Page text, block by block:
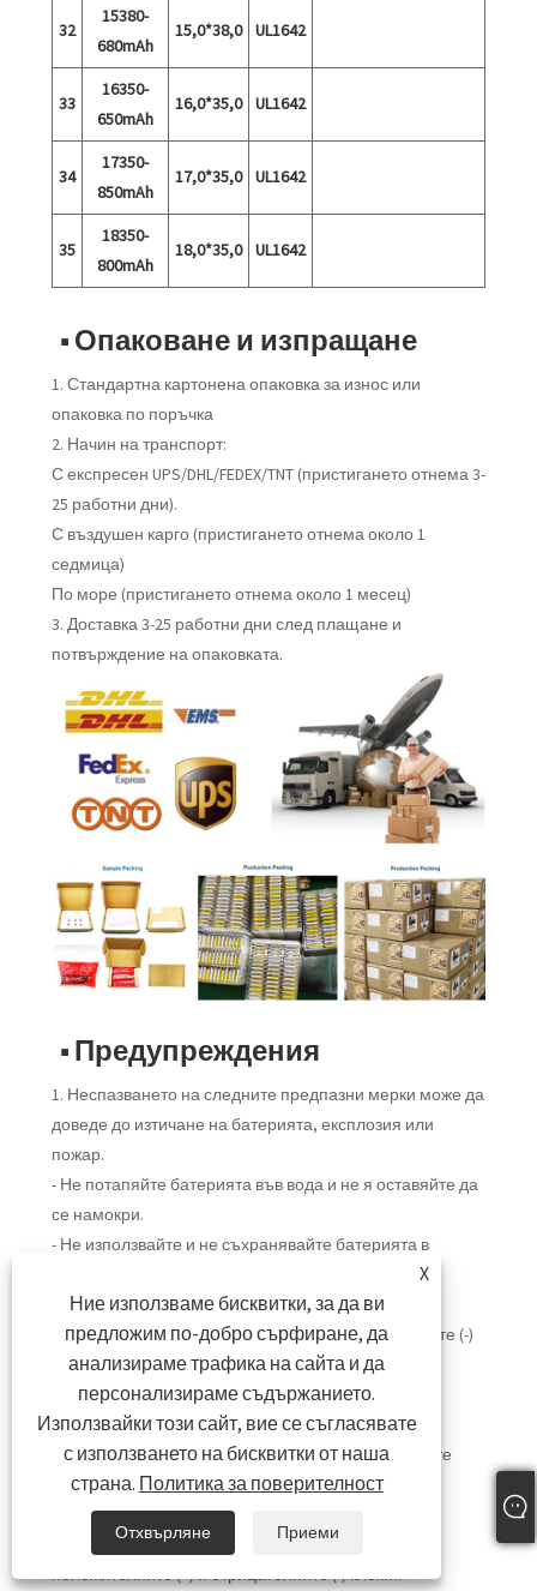
32
15380-
680mAh
15,0*38,0 UL1642
33
16350-
650mAh
16,0*35,0 UL1642
34
17350-
850mAh
17,0*35,0 UL1642
35
18350-
800mAh
18,0*35,0 UL1642
■ Опаковане и изпращане
1. Стандартна картонена опаковка за износ или
опаковка по поръчка
2. Начин на транспорт:
С експресен UPS/DHL/FEDEX/TNT (пристигането отнема 3-
25 работни дни).
С въздушен карго (пристигането отнема около 1
седмица)
По море (пристигането отнема около 1 месец)
3. Доставка 3-25 работни дни след плащане и
потвърждение на опаковката.
■ Предупреждения
1. Неспазването на следните предпазни мерки може да
доведе до изтичане на батерията, експлозия или
пожар.
- Не потапяйте батерията във вода и не я оставяйте да
се намокри.
- Не използвайте и не съхранявайте батерията в
нагревател.
- Не обръщайте положителните (+) и отрицателните (-)
клеми.
- Не свързвайте батерията директно към стенен
контакт или гнездо за запалка на кола.
- Не поставяйте батерията в огън и не я нагрявайте
директно.
- Не давайте накъсо батерията, като свързвате
проводници или други метални предмети към
положителните (+) и отрицателните (-) клеми.
X
Ние използваме бисквитки, за да ви
предложим по-добро сърфиране, да
анализираме трафика на сайта и да
персонализираме съдържанието.
Използвайки този сайт, вие се съгласявате
с използването на бисквитки от наша
страна. Политика за поверителност
Отхвърляне Приеми